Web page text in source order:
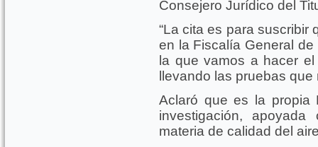
Consejero Jurídico del
“La cita es para suscribir
en la Fiscalía General
la que vamos a hacer
llevando las pruebas
Aclaró que es la propia
investigación,
materia de calidad del